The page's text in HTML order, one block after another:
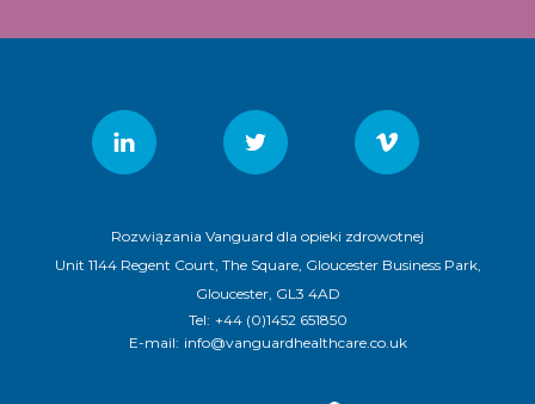
Rozwiązania Vanguard dla opieki zdrowotnej
Unit 1144 Regent Court, The Square, Gloucester Business Park,
Gloucester, GL3 4AD
Tel: +44 (0)1452 651850
E-mail: info@vanguardhealthcare.co.uk